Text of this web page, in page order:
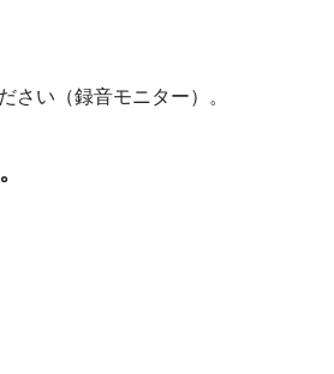
さい（録音モニター）。